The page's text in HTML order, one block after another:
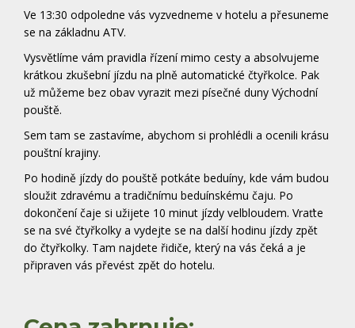
Ve 13:30 odpoledne vás vyzvedneme v hotelu a přesuneme
se na základnu ATV.
Vysvětlíme vám pravidla řízení mimo cesty a absolvujeme
krátkou zkušební jízdu na plně automatické čtyřkolce. Pak
už můžeme bez obav vyrazit mezi písečné duny Východní
pouště.
Sem tam se zastavíme, abychom si prohlédli a ocenili krásu
pouštní krajiny.
Po hodině jízdy do pouště potkáte beduíny, kde vám budou
sloužit zdravému a tradičnímu beduínskému čaju. Po
dokončení čaje si užijete 10 minut jízdy velbloudem. Vraťte
se na své čtyřkolky a vydejte se na další hodinu jízdy zpět
do čtyřkolky. Tam najdete řidiče, který na vás čeká a je
připraven vás převést zpět do hotelu.